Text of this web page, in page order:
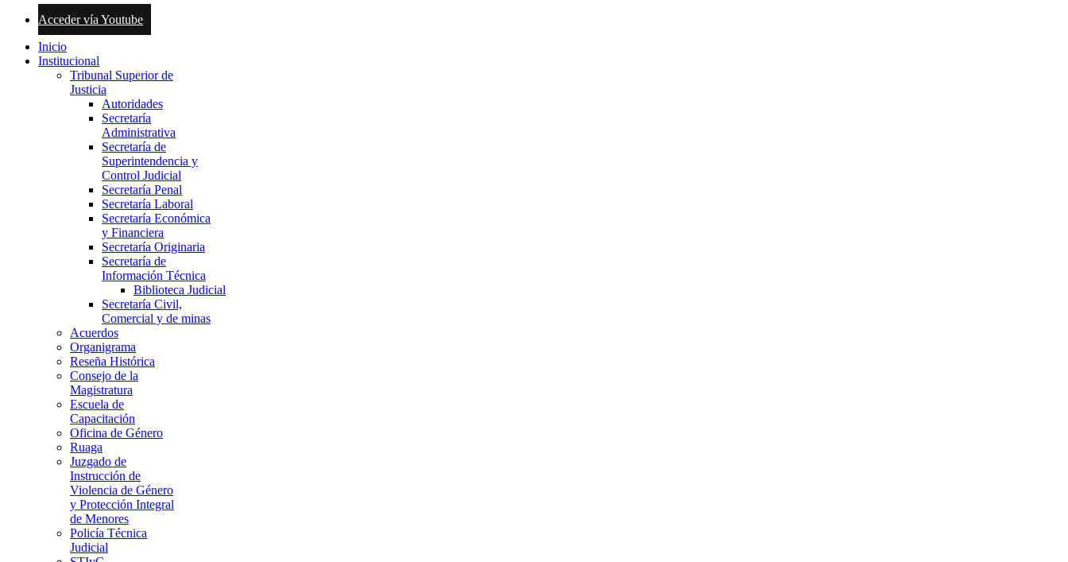
Acceder vía Youtube
Inicio
Institucional
Tribunal Superior de
Justicia
Autoridades
Secretaría
Administrativa
Secretaría de
Superintendencia y
Control Judicial
Secretaría Penal
Secretaría Laboral
Secretaría Económica
y Financiera
Secretaría Originaria
Secretaría de
Información Técnica
Biblioteca Judicial
Secretaría Civil,
Comercial y de minas
Acuerdos
Organigrama
Reseña Histórica
Consejo de la
Magistratura
Escuela de
Capacitación
Oficina de Género
Ruaga
Juzgado de
Instrucción de
Violencia de Género
y Protección Integral
de Menores
Policía Técnica
Judicial